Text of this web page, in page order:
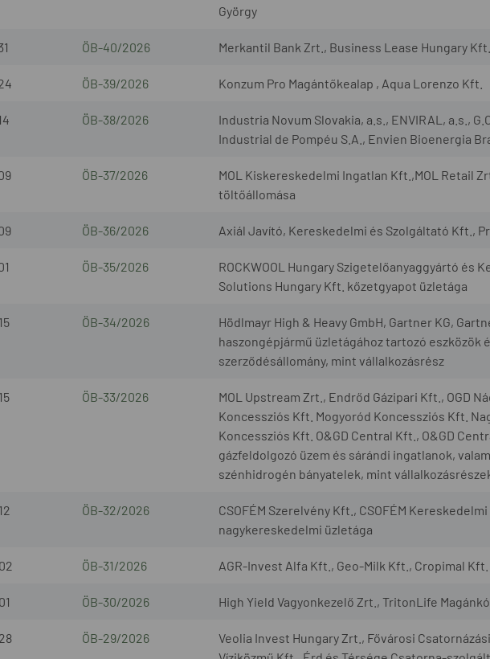
György
ÖB-40/2026 Merkantil Bank Zrt., Business Lease Hungary Kft.
ÖB-39/2026 Konzum Pro Magántőkealap , Aqua Lorenzo Kft.
ÖB-38/2026
Industria Novum Slovakia, a.s., ENVIRAL, a.s.,
Industrial de Pompéu S.A., Envien Bioenergia
ÖB-37/2026
MOL Kiskereskedelmi Ingatlan Kft.,MOL Retail
töltőállomása
ÖB-36/2026 Axiál Javító, Kereskedelmi és Szolgáltató Kft.,
ÖB-35/2026
ROCKWOOL Hungary Szigetelőanyaggyártó és
Solutions Hungary Kft. kőzetgyapot üzletága
ÖB-34/2026
Hödlmayr High & Heavy GmbH, Gartner KG,
haszongépjármű üzletágához tartozó eszközök
szerződésállomány, mint vállalkozásrész
ÖB-33/2026
MOL Upstream Zrt., Endrőd Gázipari Kft., OGD
Koncessziós Kft. Mogyoród Koncessziós Kft.
Koncessziós Kft. O&GD Central Kft., O&GD
gázfeldolgozó üzem és sárándi ingatlanok,
szénhidrogén bányatelek, mint
ÖB-32/2026
CSOFÉM Szerelvény Kft., CSOFÉM
nagykereskedelmi üzletága
ÖB-31/2026 AGR-Invest Alfa Kft., Geo-Milk Kft., Cropimal Kft.
ÖB-30/2026 High Yield Vagyonkezelő Zrt., TritonLife
ÖB-29/2026
Veolia Invest Hungary Zrt., Fővárosi